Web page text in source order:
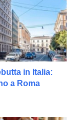
in Italia:
a Roma